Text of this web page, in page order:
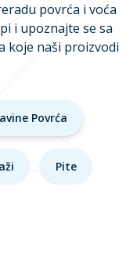
povrća i voća
i upoznajte se sa
koje naši proizvodi
Povrća
Pite